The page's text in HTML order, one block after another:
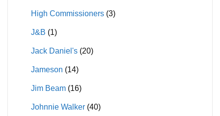
High Commissioners (3)
J&B (1)
Jack Daniel's (20)
Jameson (14)
Jim Beam (16)
Johnnie Walker (40)